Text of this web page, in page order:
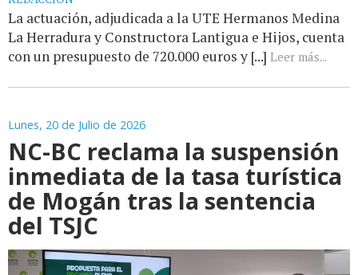
La actuación, adjudicada a la UTE Hermanos Medina
La Herradura y Constructora Lantigua e Hijos, cuenta
con un presupuesto de 720.000 euros y [...] Leer más...
Lunes, 20 de Julio de 2026
NC-BC reclama la suspensión
inmediata de la tasa turística
de Mogán tras la sentencia
del TSJC